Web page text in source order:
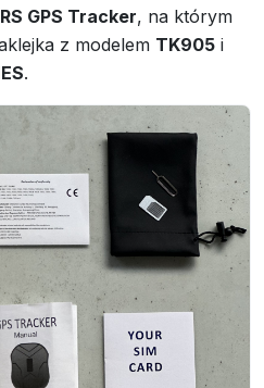
GPS Tracker, na którym
z modelem TK905 i
.